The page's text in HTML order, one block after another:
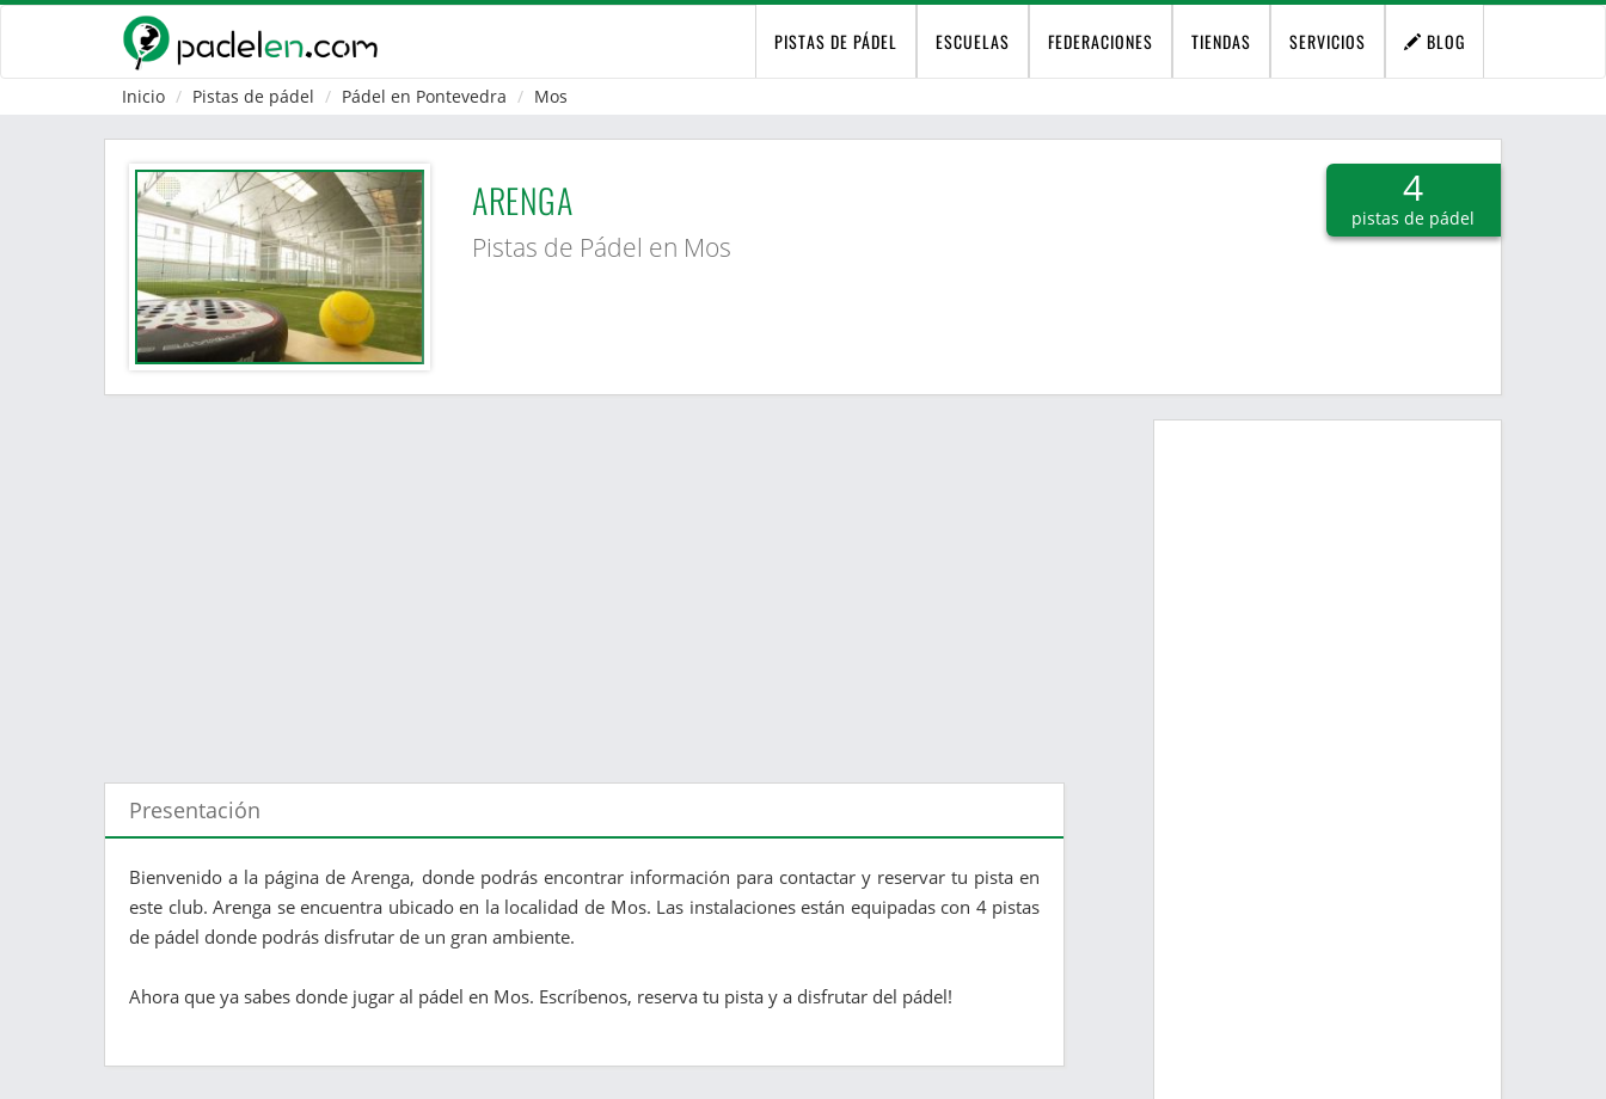
PISTAS DE PÁDEL ESCUELAS FEDERACIONES TIENDAS SERVICIOS BLOG
Inicio Pistas de pádel Pádel en Pontevedra Mos
ARENGA
Pistas de Pádel en Mos
4
pistas de pádel
Presentación
Bienvenido a la página de Arenga, donde podrás encontrar información para contactar y reservar tu pista en
este club. Arenga se encuentra ubicado en la localidad de Mos. Las instalaciones están equipadas con 4 pistas
de pádel donde podrás disfrutar de un gran ambiente.
Ahora que ya sabes donde jugar al pádel en Mos. Escríbenos, reserva tu pista y a disfrutar del pádel!